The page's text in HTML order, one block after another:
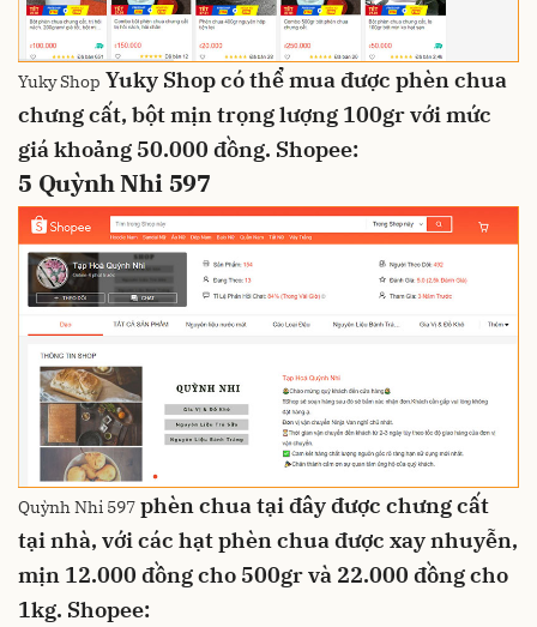
Yuky Shop Yuky Shopcó thể mua được phèn chua
chưng cất, bột mịn trọng lượng 100gr với mức
giá khoảng 50.000 đồng. Shopee:
5 Quỳnh Nhi 597
Quỳnh Nhi 597 phèn chua tại đây được chưng cất
tại nhà, với các hạt phèn chua được xay nhuyễn,
mịn 12.000 đồng cho 500gr và 22.000 đồng cho
1kg. Shopee: